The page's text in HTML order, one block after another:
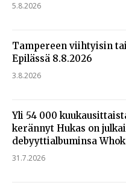
5.8.2026
Tampereen viihtyisin
Epilässä 8.8.2026
3.8.2026
Yli 54 000
kerännyt Hukas on
debyyttialbuminsa
31.7.2026